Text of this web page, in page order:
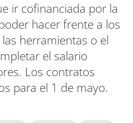
ir cofinanciada por la
hacer frente a los
herramientas o el
el salario
Los contratos
para el 1 de mayo.